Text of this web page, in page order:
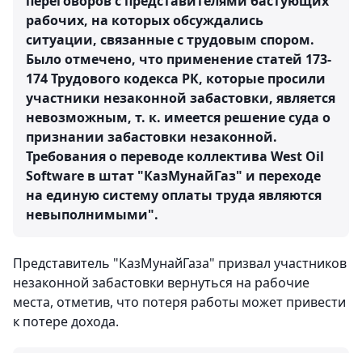
рабочих, на которых обсуждались
ситуации, связанные с трудовым спором.
Было отмечено, что применение статей 173-
174 Трудового кодекса РК, которые просили
участники незаконной забастовки, является
невозможным, т. к. имеется решение суда о
признании забастовки незаконной.
Требования о переводе коллектива West Oil
Software в штат "КазМунайГаз" и переходе
на единую систему оплаты труда являются
невыполнимыми".
Представитель "КазМунайГаза" призвал участников
незаконной забастовки вернуться на рабочие
места, отметив, что потеря работы может привести
к потере дохода.